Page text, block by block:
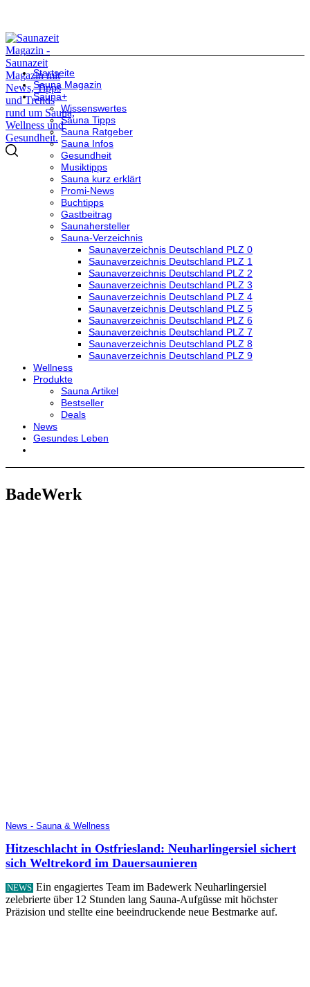
Startseite
Sauna Magazin
Sauna+
Wissenswertes
Sauna Tipps
Sauna Ratgeber
Sauna Infos
Gesundheit
Musiktipps
Sauna kurz erklärt
Promi-News
Buchtipps
Gastbeitrag
Saunahersteller
Sauna-Verzeichnis
Saunaverzeichnis Deutschland PLZ 0
Saunaverzeichnis Deutschland PLZ 1
Saunaverzeichnis Deutschland PLZ 2
Saunaverzeichnis Deutschland PLZ 3
Saunaverzeichnis Deutschland PLZ 4
Saunaverzeichnis Deutschland PLZ 5
Saunaverzeichnis Deutschland PLZ 6
Saunaverzeichnis Deutschland PLZ 7
Saunaverzeichnis Deutschland PLZ 8
Saunaverzeichnis Deutschland PLZ 9
Wellness
Produkte
Sauna Artikel
Bestseller
Deals
News
Gesundes Leben
BadeWerk
News - Sauna & Wellness
Hitzeschlacht in Ostfriesland: Neuharlingersiel sichert
sich Weltrekord im Dauersaunieren
NEWS Ein engagiertes Team im Badewerk Neuharlingersiel
zelebrierte über 12 Stunden lang Sauna-Aufgüsse mit höchster
Präzision und stellte eine beeindruckende neue Bestmarke auf.